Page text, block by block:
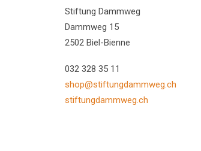
Stiftung Dammweg
Dammweg 15
2502 Biel-Bienne
032 328 35 11
shop@stiftungdammweg.ch
stiftungdammweg.ch